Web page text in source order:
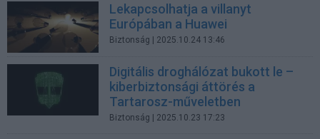
Lekapcsolhatja a villanyt
Európában a Huawei
Biztonság | 2025.10.24 13:46
Digitális droghálózat bukott le –
kiberbiztonsági áttörés a
Tartarosz-műveletben
Biztonság | 2025.10.23 17:23